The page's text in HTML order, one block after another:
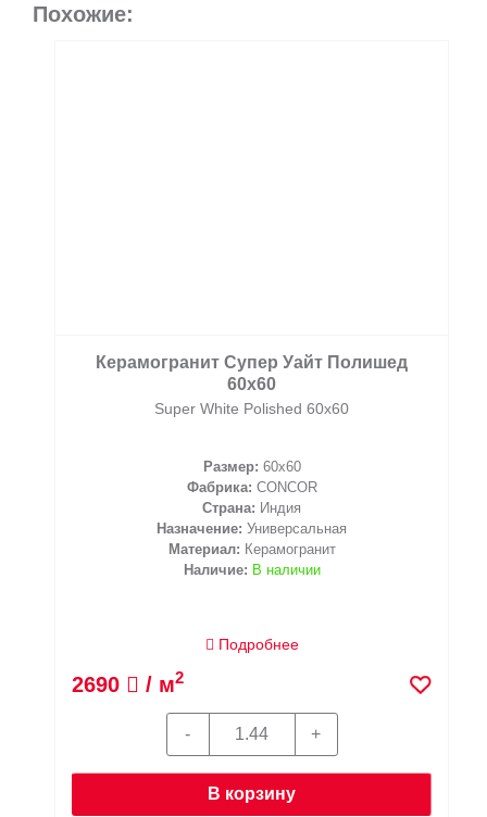
Похожие:
Керамогранит Супер Уайт Полишед
60x60
Super White Polished 60x60
Размер: 60x60
Фабрика: CONCOR
Страна: Индия
Назначение: Универсальная
Материал: Керамогранит
Наличие: В наличии
Подробнее
2690 / м2
В корзину